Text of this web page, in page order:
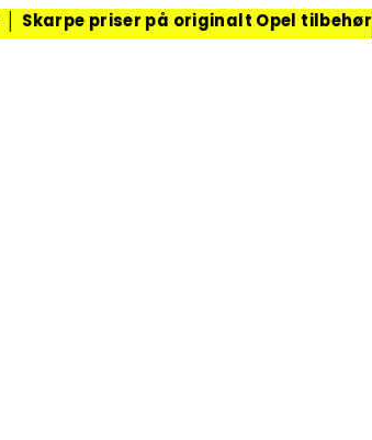
Skarpe priser på originalt Opel tilbehør